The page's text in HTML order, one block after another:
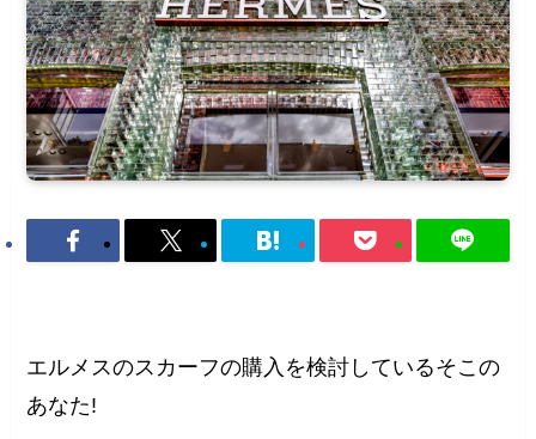
エルメスのスカーフの購入を検討しているそこの
あなた!